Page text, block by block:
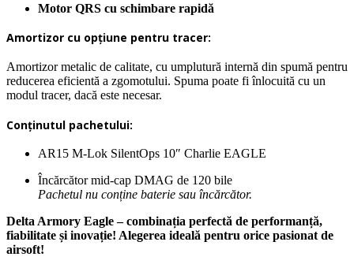
Motor QRS cu schimbare rapidă
Amortizor cu opțiune pentru tracer:
Amortizor metalic de calitate, cu umplutură internă din spumă pentru
reducerea eficientă a zgomotului. Spuma poate fi înlocuită cu un
modul tracer, dacă este necesar.
Conținutul pachetului:
AR15 M-Lok SilentOps 10″ Charlie EAGLE
Încărcător mid-cap DMAG de 120 bile
Pachetul nu conține baterie sau încărcător.
Delta Armory Eagle – combinația perfectă de performanță,
fiabilitate și inovație! Alegerea ideală pentru orice pasionat de
airsoft!